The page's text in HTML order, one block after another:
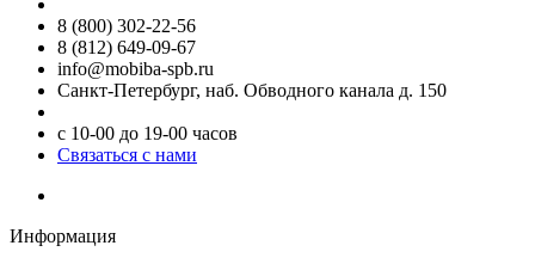
8 (800) 302-22-56
8 (812) 649-09-67
info@mobiba-spb.ru
Санкт-Петербург, наб. Обводного канала д. 150
с 10-00 до 19-00 часов
Связаться с нами
Информация